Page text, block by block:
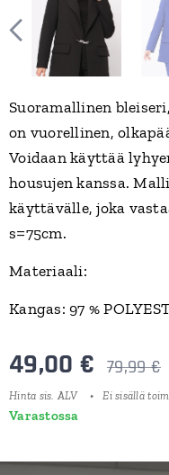
Suoramallinen
on vuorellinen,
Voidaan käyttää
housujen kanssa.
käyttävälle, joka
s=75cm.
Materiaali:
Kangas: 97 %
49,00 € 79,99€
Hinta sis. ALV Ei sisällä
Varastossa